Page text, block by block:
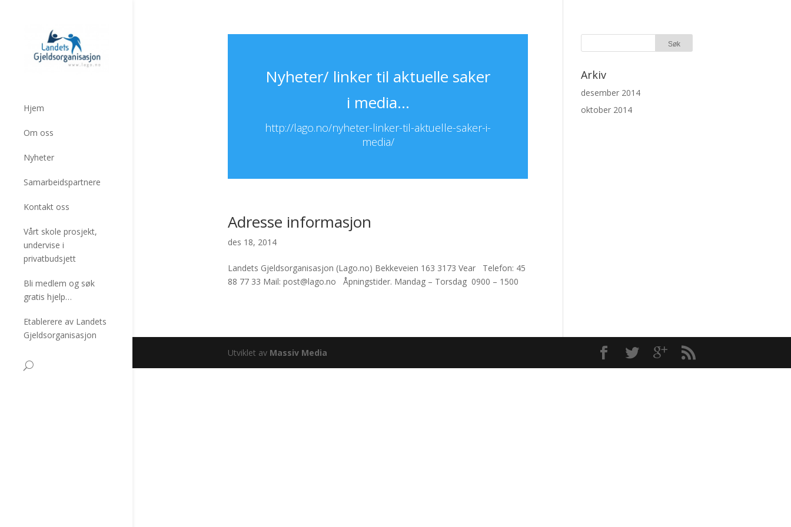
Hjem
Om oss
Nyheter
Samarbeidspartnere
Kontakt oss
Vårt skole prosjekt,
undervise i
privatbudsjett
Bli medlem og søk
gratis hjelp…
Etablerere av Landets
Gjeldsorganisasjon
Nyheter/ linker til aktuelle saker
i media…
http://lago.no/nyheter-linker-til-aktuelle-saker-i-
media/
Adresse informasjon
des 18, 2014
Landets Gjeldsorganisasjon (Lago.no) Bekkeveien 163 3173 Vear Telefon: 45
88 77 33 Mail: post@lago.no Åpningstider. Mandag – Torsdag 0900 – 1500
Arkiv
desember 2014
oktober 2014
Utviklet av Massiv Media